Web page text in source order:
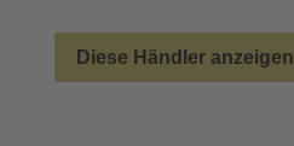
Diese Händler anzeigen